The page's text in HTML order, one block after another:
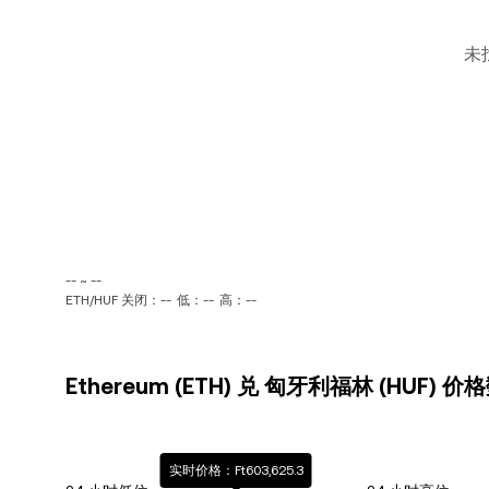
未
-- ~ --
ETH/HUF 关闭：-- 低：-- 高：--
Ethereum (ETH) 兑 匈牙利福林 (HUF) 价
实时价格：Ft603,625.3